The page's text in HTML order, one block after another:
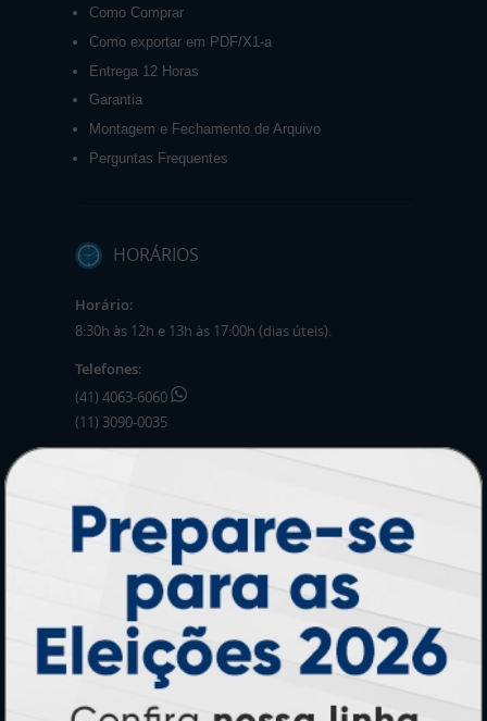
Como Comprar
Como exportar em PDF/X1-a
Entrega 12 Horas
Garantia
Montagem e Fechamento de Arquivo
Perguntas Frequentes
HORÁRIOS
Horário:
8:30h às 12h e 13h às 17:00h (dias úteis).
Telefones:
(41) 4063-6060
(11) 3090-0035
úteis).
PRODUTOS